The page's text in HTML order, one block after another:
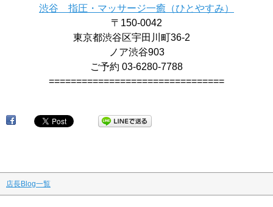
渋谷 指圧・マッサージ一癒（ひとやすみ）
〒150-0042
東京都渋谷区宇田川町36-2
ノア渋谷903
ご予約 03-6280-7788
================================
店長Blog一覧